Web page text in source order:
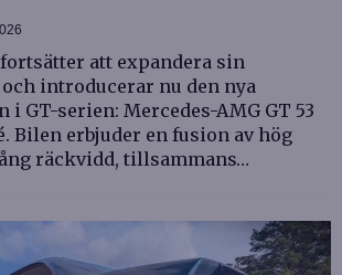
att expandera sin
introducerar nu den nya
i GT-serien: Mercedes-AMG GT 53
Bilen erbjuder en fusion av hög
räckvidd, tillsammans…